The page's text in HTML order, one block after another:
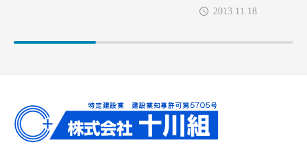
2013.11.18